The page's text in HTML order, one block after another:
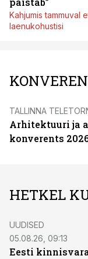
Kahjumis tammuval
laenukohustisi
TALLINNA
Arhitektuuri ja
konverents
HETKEL
UUDISED
05.08.26, 09:13
Eesti